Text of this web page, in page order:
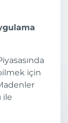
için
ile